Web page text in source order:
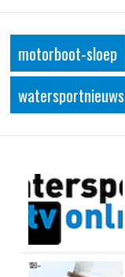
motorboot-sloep
watersportnieuws